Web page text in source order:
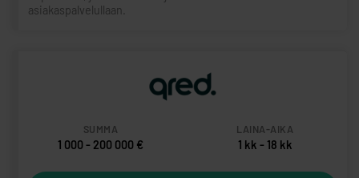
asiakaspalvelullaan.
1 000 - 200 000 € 1 kk - 18 kk